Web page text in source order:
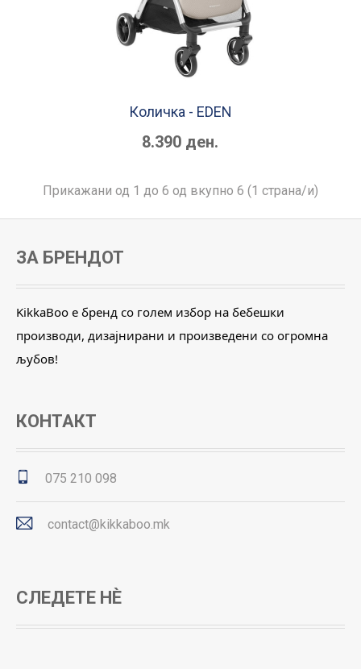
Количка - EDEN
8.390 ден.
Прикажани од 1 до 6 од вкупно 6 (1 страна/и)
ЗА БРЕНДОТ
KikkaBoo е бренд со голем избор на бебешки
производи, дизајнирани и произведени со огромна
љубов!
КОНТАКТ
075 210 098
contact@kikkaboo.mk
СЛЕДЕТЕ НЀ